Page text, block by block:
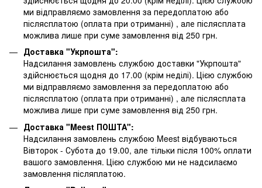
ми відправляємо замовлення за передоплатою або
післясплатою (оплата при отриманні) , але післясплата
можлива лише при суме замовлення від 250 грн.
Доставка "Укрпошта":
Надсилання замовлень службою доставки "Укрпошта"
здійснюється щодня до 17.00 (крім неділі). Цією службою
ми відправляємо замовлення за передоплатою або
післясплатою (оплата при отриманні) , але післясплата
можлива лише при суме замовлення від 250 грн.
Доставка "Meest ПОШТА":
Надсилання замовлень службою Meest відбуваються
Вівторок - Субота до 19.00, але тільки після 100% оплати
вашого замовлення. Цією службою ми не надсилаємо
замовлення післяплатою.